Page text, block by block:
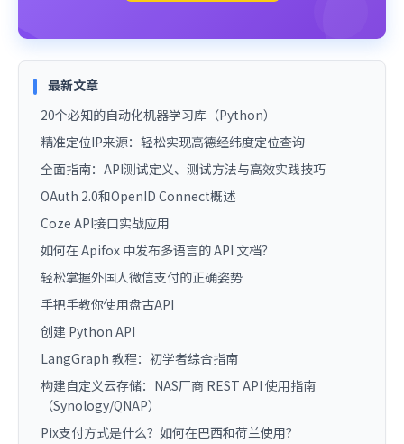
最新文章
20个必知的自动化机器学习库（Python）
精准定位IP来源：轻松实现高德经纬度定位查询
全面指南：API测试定义、测试方法与高效实践技巧
OAuth 2.0和OpenID Connect概述
Coze API接口实战应用
如何在 Apifox 中发布多语言的 API 文档？
轻松掌握外国人微信支付的正确姿势
手把手教你使用盘古API
创建 Python API
LangGraph 教程：初学者综合指南
构建自定义云存储：NAS厂商 REST API 使用指南
（Synology/QNAP）
Pix支付方式是什么？如何在巴西和荷兰使用？